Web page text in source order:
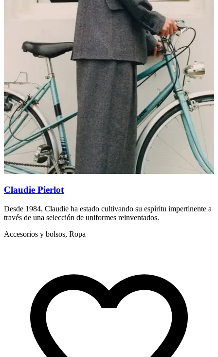
Claudie Pierlot
Desde 1984, Claudie ha estado cultivando su espíritu impertinente a
través de una selección de uniformes reinventados.
Accesorios y bolsos, Ropa